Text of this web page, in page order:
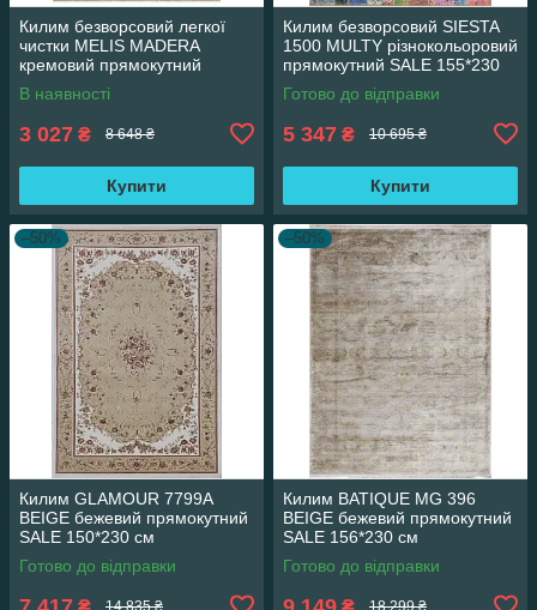
Килим безворсовий легкої
чистки MELIS MADERA
кремовий прямокутний
160*230 см
В наявності
3 027 ₴ 8 648 ₴
Купити
Килим безворсовий SIESTA
1500 MULTY різнокольоровий
прямокутний SALE 155*230
см
Готово до відправки
5 347 ₴ 10 695 ₴
Купити
–50%
Килим GLAMOUR 7799A
BEIGE бежевий прямокутний
SALE 150*230 см
Готово до відправки
–50%
Килим BATIQUE MG 396
BEIGE бежевий прямокутний
SALE 156*230 см
Готово до відправки